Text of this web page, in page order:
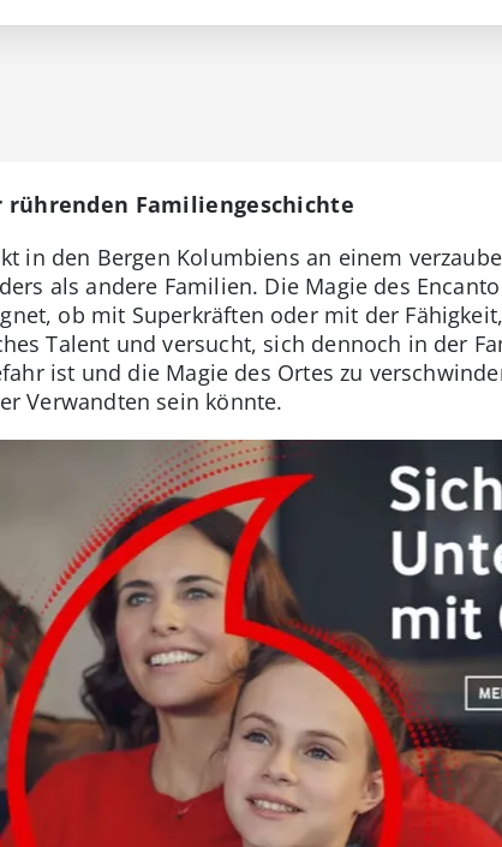
rührenden Familiengeschichte
in den Bergen Kolumbiens an einem
als andere Familien. Die Magie des
ob mit Superkräften oder mit der
Talent und versucht, sich dennoch in der
ist und die Magie des Ortes zu
Verwandten sein könnte.